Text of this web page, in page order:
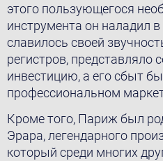
этого пользующегося
инструмента он наладил
славилось своей
регистров, представляло
инвестицию, а его сбыт
профессиональном
Кроме того, Париж был
Эрара, легендарного
который среди многих